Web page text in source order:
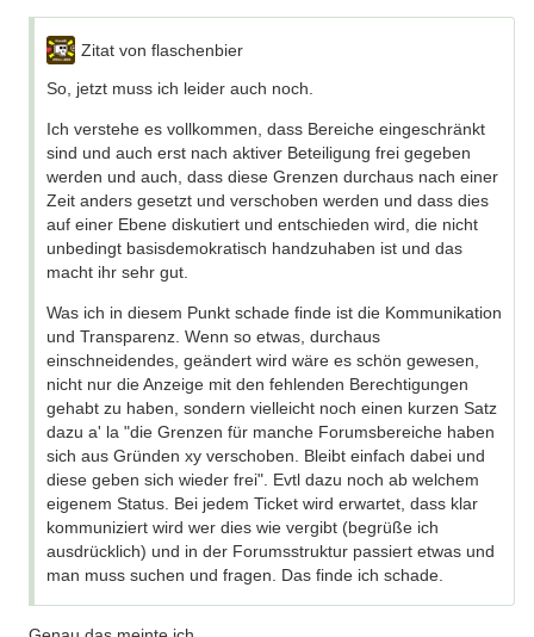
Zitat von flaschenbier
So, jetzt muss ich leider auch noch.
Ich verstehe es vollkommen, dass Bereiche eingeschränkt
sind und auch erst nach aktiver Beteiligung frei gegeben
werden und auch, dass diese Grenzen durchaus nach einer
Zeit anders gesetzt und verschoben werden und dass dies
auf einer Ebene diskutiert und entschieden wird, die nicht
unbedingt basisdemokratisch handzuhaben ist und das
macht ihr sehr gut.
Was ich in diesem Punkt schade finde ist die Kommunikation
und Transparenz. Wenn so etwas, durchaus
einschneidendes, geändert wird wäre es schön gewesen,
nicht nur die Anzeige mit den fehlenden Berechtigungen
gehabt zu haben, sondern vielleicht noch einen kurzen Satz
dazu a' la "die Grenzen für manche Forumsbereiche haben
sich aus Gründen xy verschoben. Bleibt einfach dabei und
diese geben sich wieder frei". Evtl dazu noch ab welchem
eigenem Status. Bei jedem Ticket wird erwartet, dass klar
kommuniziert wird wer dies wie vergibt (begrüße ich
ausdrücklich) und in der Forumsstruktur passiert etwas und
man muss suchen und fragen. Das finde ich schade.